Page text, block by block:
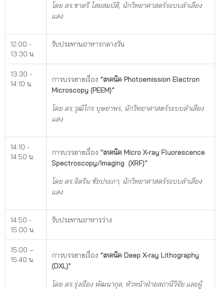
โดย ดร.ชาตรี ไสยสมบัติ, นักวิทยาศาสตร์ระบบลำเลียง
แสง
12:00 -
13:30 น.
รับประทานอาหารกลางวัน
13:30 -
14:10 น.
การบรรยายเรื่อง “เทคนิค Photoemission Electron
Microscopy (PEEM)”
โดย ดร.วุฒิไกร บุษยาพร, นักวิทยาศาสตร์ระบบลำเลียง
แสง
14:10 -
14:50 น.
การบรรยายเรื่อง “เทคนิค Micro X-ray Fluorescence
Spectroscopy/Imaging (XRF)”
โดย ดร.จิตริน ชัยประภา, นักวิทยาศาสตร์ระบบลำเลียง
แสง
14:50 -
15.00 น.
รับประทานอาหารว่าง
15:00 –
15:40 น.
การบรรยายเรื่อง “เทคนิค Deep X-ray Lithography
(DXL)"
โดย ดร.รุ่งเรือง พัฒนากุล, หัวหน้าฝ่ายสถานีวิจัย และผู้